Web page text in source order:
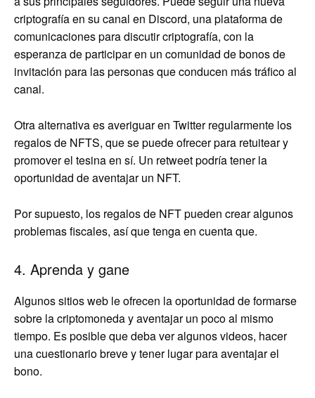
criptografía en su canal en Discord, una plataforma de
comunicaciones para discutir criptografía, con la
esperanza de participar en un comunidad de bonos de
invitación para las personas que conducen más tráfico al
canal.
Otra alternativa es averiguar en Twitter regularmente los
regalos de NFTS, que se puede ofrecer para retuitear y
promover el tesina en sí. Un retweet podría tener la
oportunidad de aventajar un NFT.
Por supuesto, los regalos de NFT pueden crear algunos
problemas fiscales, así que tenga en cuenta que.
4. Aprenda y gane
Algunos sitios web le ofrecen la oportunidad de formarse
sobre la criptomoneda y aventajar un poco al mismo
tiempo. Es posible que deba ver algunos videos, hacer
una cuestionario breve y tener lugar para aventajar el
bono.